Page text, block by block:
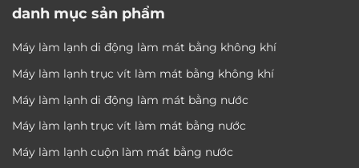
danh mục sản phẩm
Máy làm lạnh di động làm mát bằng không khí
Máy làm lạnh trục vít làm mát bằng không khí
Máy làm lạnh di động làm mát bằng nước
Máy làm lạnh trục vít làm mát bằng nước
Máy làm lạnh cuộn làm mát bằng nước